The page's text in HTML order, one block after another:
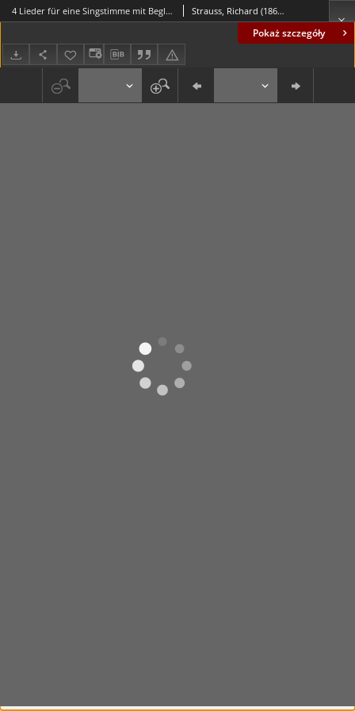
Pokaż szczegóły
4 Lieder für eine Singstimme mit Begleitung des Pianoforte, op. 27 No 4 - Morgen Strauss, Richard (1864-1949)